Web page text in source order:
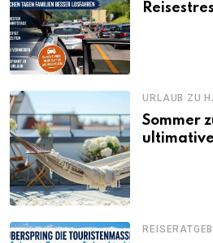
URLAUB ZU
Sommer